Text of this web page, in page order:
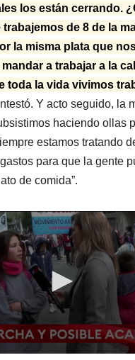
los están cerrando.
de 8 de la
la misma plata que
a trabajar a la
toda la vida vivimos
Y acto seguido, la
haciendo ollas
estamos tratando
para que la gente
de comida”.